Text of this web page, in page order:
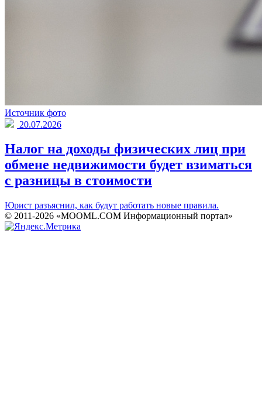
Источник фото
20.07.2026
Налог на доходы физических лиц при
обмене недвижимости будет взиматься
с разницы в стоимости
Юрист разъяснил, как будут работать новые правила.
© 2011-2026 «MOOML.COM Информационный портал»